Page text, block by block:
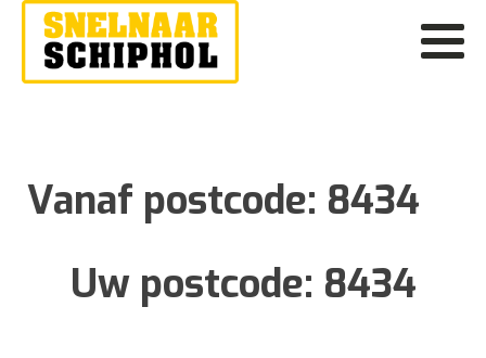
Vanaf postcode: 8434
Uw postcode: 8434